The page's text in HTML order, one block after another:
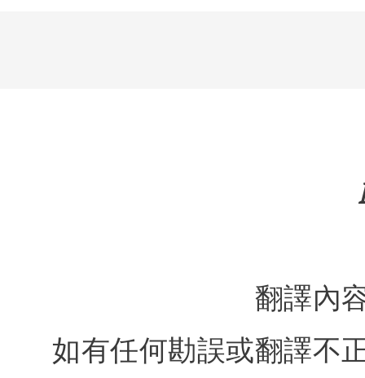
翻譯內
如有任何勘誤或翻譯不